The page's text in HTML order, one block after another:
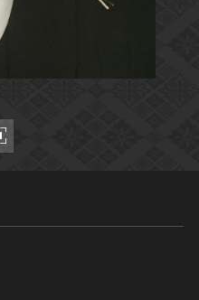
文化庁よりご挨拶
お知らせ一覧
このサイトについて
サイトのご意見はこちら